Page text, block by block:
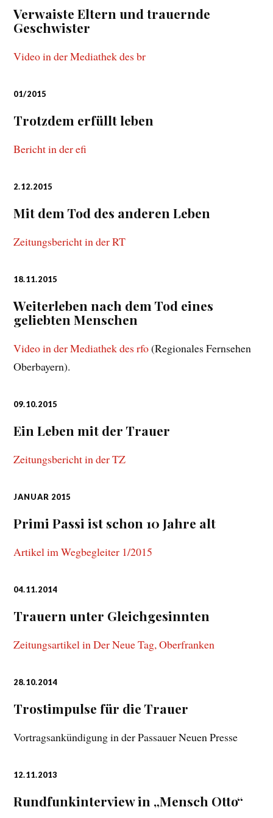
Verwaiste Eltern und trauernde
Geschwister
Video in der Mediathek des br
01/2015
Trotzdem erfüllt leben
Bericht in der efi
2.12.2015
Mit dem Tod des anderen Leben
Zeitungsbericht in der RT
18.11.2015
Weiterleben nach dem Tod eines
geliebten Menschen
Video in der Mediathek des rfo(Regionales Fernsehen
Oberbayern).
09.10.2015
Ein Leben mit der Trauer
Zeitungsbericht in der TZ
JANUAR 2015
Primi Passi ist schon 10 Jahre alt
Artikel im Wegbegleiter 1/2015
04.11.2014
Trauern unter Gleichgesinnten
Zeitungsartikel in Der Neue Tag, Oberfranken
28.10.2014
Trostimpulse für die Trauer
Vortragsankündigung in der Passauer Neuen Presse
12.11.2013
Rundfunkinterview in „Mensch Otto“